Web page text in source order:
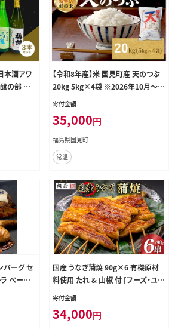
本酒アワ
の部 金
◇＜酒
【令和8年産】米 国見町産 天のつぶ
20kg 5kg×4袋 ※2026年10月～発
送
寄付金額
35,000円
福島県国見町
常温
バーグ セ
ベーコ
BY039
国産 うなぎ蒲焼 90g×6 有機原材
料使用 たれ & 山椒 付 [フーズ・ユー
綱正 静岡県 吉田町 22424015] う
なぎ 鰻 ウナギ 蒲焼 かばやき 本半串
冷凍 うな重 ひつまぶし タレ 丑の日
寄付金額
34,000円